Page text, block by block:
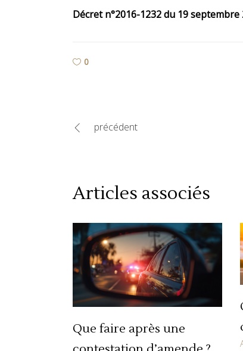
Décret n°2016-1232 du 19 septembre
0
précédent
Articles associés
Que faire après une